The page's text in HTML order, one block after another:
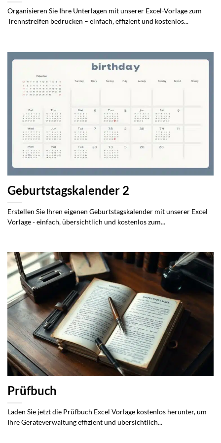
Organisieren Sie Ihre Unterlagen mit unserer Excel-Vorlage zum
Trennstreifen bedrucken – einfach, effizient und kostenlos...
Geburtstagskalender 2
Erstellen Sie Ihren eigenen Geburtstagskalender mit unserer Excel
Vorlage - einfach, übersichtlich und kostenlos zum...
Prüfbuch
Laden Sie jetzt die Prüfbuch Excel Vorlage kostenlos herunter, um
Ihre Geräteverwaltung effizient und übersichtlich...